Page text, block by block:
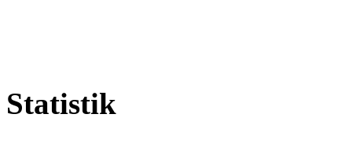
Statistik